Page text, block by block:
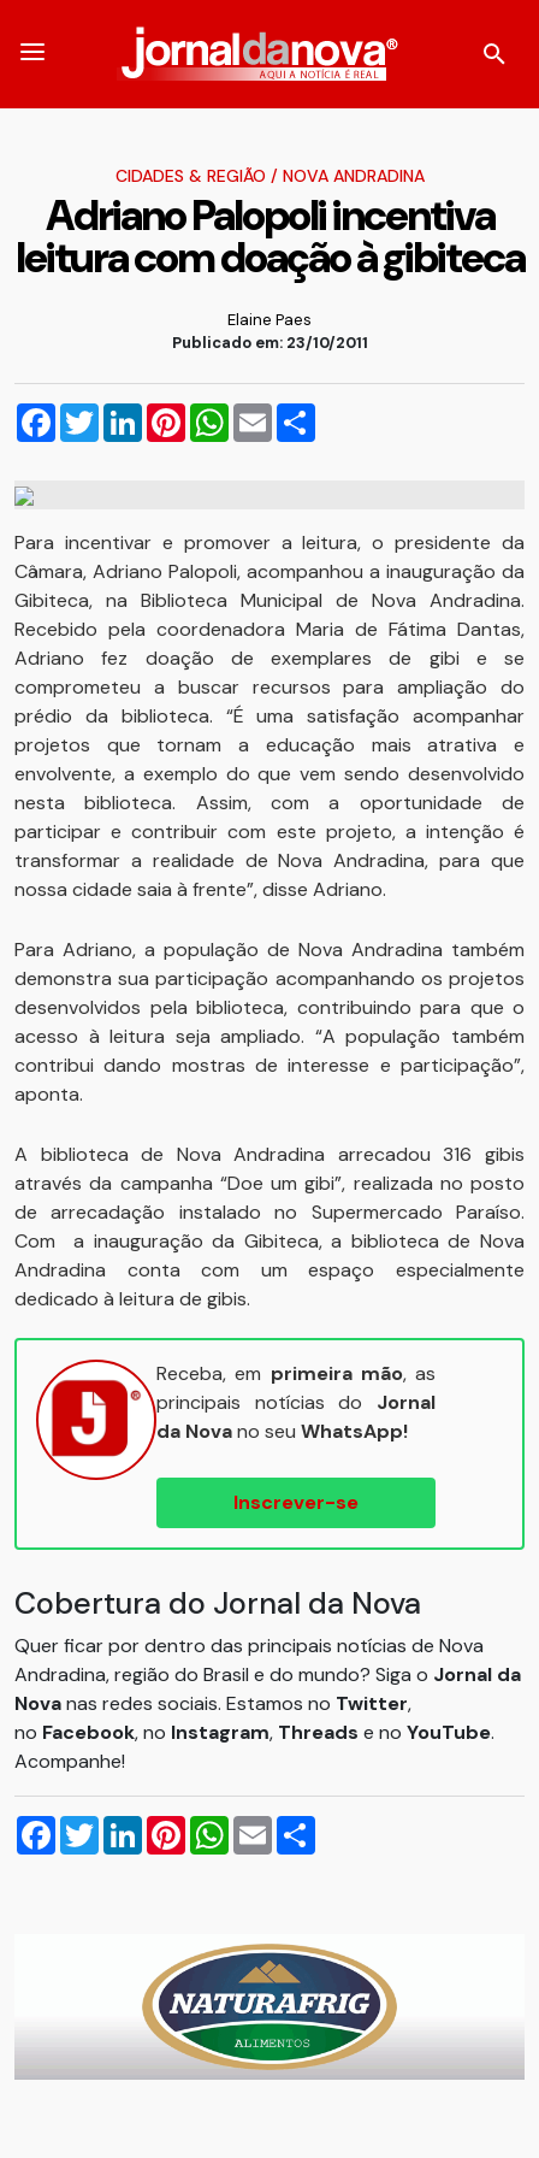
CIDADES & REGIÃO / NOVA ANDRADINA
Adriano Palopoli incentiva
leitura com doação à gibiteca
Elaine Paes
Publicado em: 23/10/2011
Facebook
TwitterLinkedInPinterestWhatsApp
Email
Para incentivar e promover a leitura, o presidente da
Câmara, Adriano Palopoli, acompanhou a inauguração da
Gibiteca, na Biblioteca Municipal de Nova Andradina.
Recebido pela coordenadora Maria de Fátima Dantas,
Adriano fez doação de exemplares de gibi e se
comprometeu a buscar recursos para ampliação do
prédio da biblioteca. “É uma satisfação acompanhar
projetos que tornam a educação mais atrativa e
envolvente, a exemplo do que vem sendo desenvolvido
nesta biblioteca. Assim, com a oportunidade de
participar e contribuir com este projeto, a intenção é
transformar a realidade de Nova Andradina, para que
nossa cidade saia à frente”, disse Adriano.
Para Adriano, a população de Nova Andradina também
demonstra sua participação acompanhando os projetos
desenvolvidos pela biblioteca, contribuindo para que o
acesso à leitura seja ampliado. “A população também
contribui dando mostras de interesse e participação”,
aponta.
A biblioteca de Nova Andradina arrecadou 316 gibis
através da campanha “Doe um gibi”, realizada no posto
de arrecadação instalado no Supermercado Paraíso.
Com a inauguração da Gibiteca, a biblioteca de Nova
Andradina conta com um espaço especialmente
dedicado à leitura de gibis.
Receba, em primeira mão, as
principais notícias do Jornal
da Novano seu WhatsApp!
Inscrever-se
Cobertura do Jornal da Nova
Quer ficar por dentro das principais notícias de Nova
Andradina, região do Brasil e do mundo? Siga o Jornal da
Novanas redes sociais. Estamos no Twitter,
no Facebook, no Instagram, Threads e no YouTube.
Acompanhe!
Facebook
TwitterLinkedInPinterestWhatsApp
Email